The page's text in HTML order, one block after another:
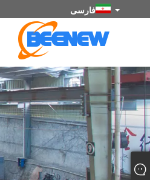
فارسی